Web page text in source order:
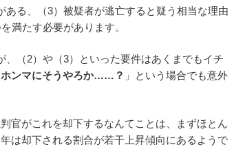
る、（3）被疑者が逃亡すると疑う相当な理由
満たす必要があります。
（2）や（3）といった要件はあくまでもイチ
ホンマにそうやろか……？ 」という場合でも意外
官がこれを却下するなんてことは、まずほとん
は却下される割合が若干上昇傾向にあるようで